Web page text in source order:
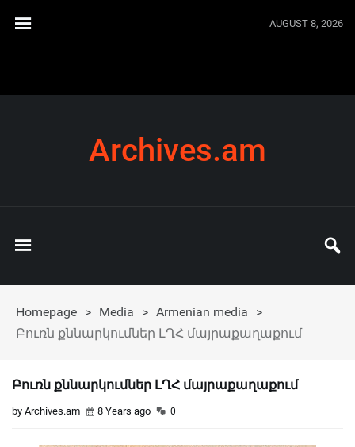
AUGUST 8, 2026
Archives.am
Homepage > Media > Armenian media
>
Բուռն քննարկումներ ԼՂՀ մայրաքաղաքում
Բուռն քննարկումներ ԼՂՀ մայրաքաղաքում
by Archives.am 8 Years ago 0